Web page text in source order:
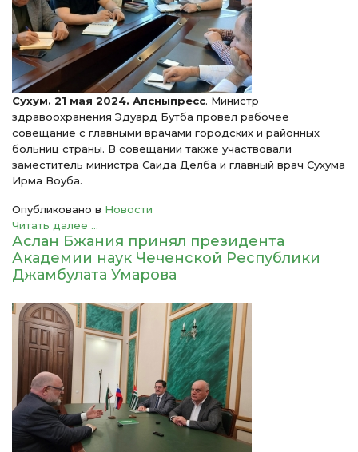
Сухум. 21 мая 2024. Апсныпресс. Министр
здравоохранения Эдуард Бутба провел рабочее
совещание с главными врачами городских и районных
больниц страны. В совещании также участвовали
заместитель министра Саида Делба и главный врач Сухума
Ирма Воуба.
Опубликовано в Новости
Читать далее ...
Аслан Бжания принял президента
Академии наук Чеченской Республики
Джамбулата Умарова